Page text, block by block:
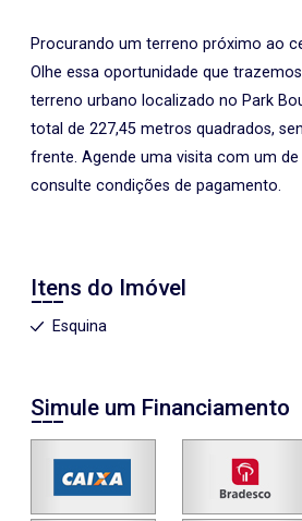
Procurando um terreno próximo ao
Olhe essa oportunidade que
terreno urbano localizado no Park
total de 227,45 metros quadrados,
frente. Agende uma visita com um
consulte condições de pagamento.
Itens do Imóvel
Esquina
Simule um Financiamento